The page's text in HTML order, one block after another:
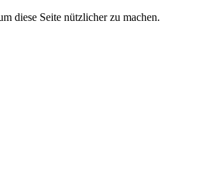
diese Seite nützlicher zu machen.